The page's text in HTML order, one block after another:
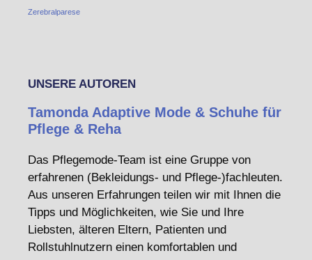
Zerebralparese
UNSERE AUTOREN
Tamonda Adaptive Mode & Schuhe für
Pflege & Reha
Das Pflegemode-Team ist eine Gruppe von
erfahrenen (Bekleidungs- und Pflege-)fachleuten.
Aus unseren Erfahrungen teilen wir mit Ihnen die
Tipps und Möglichkeiten, wie Sie und Ihre
Liebsten, älteren Eltern, Patienten und
Rollstuhlnutzern einen komfortablen und